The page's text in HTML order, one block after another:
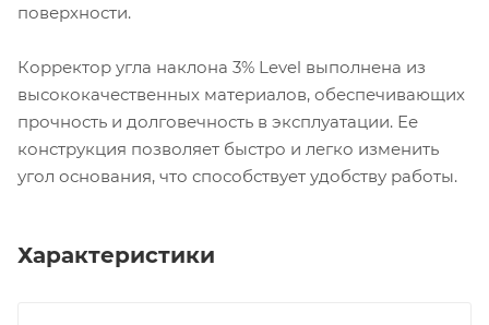
поверхности.
Корректор угла наклона 3% Level выполнена из
высококачественных материалов, обеспечивающих
прочность и долговечность в эксплуатации. Ее
конструкция позволяет быстро и легко изменить
угол основания, что способствует удобству работы.
Характеристики